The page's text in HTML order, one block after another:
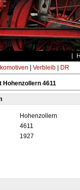
Verbleib| DR
Hohenzollern 4611
Hohenzollern
4611
1927